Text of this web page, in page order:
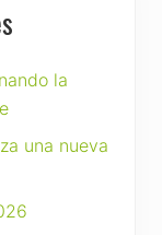
la
una nueva